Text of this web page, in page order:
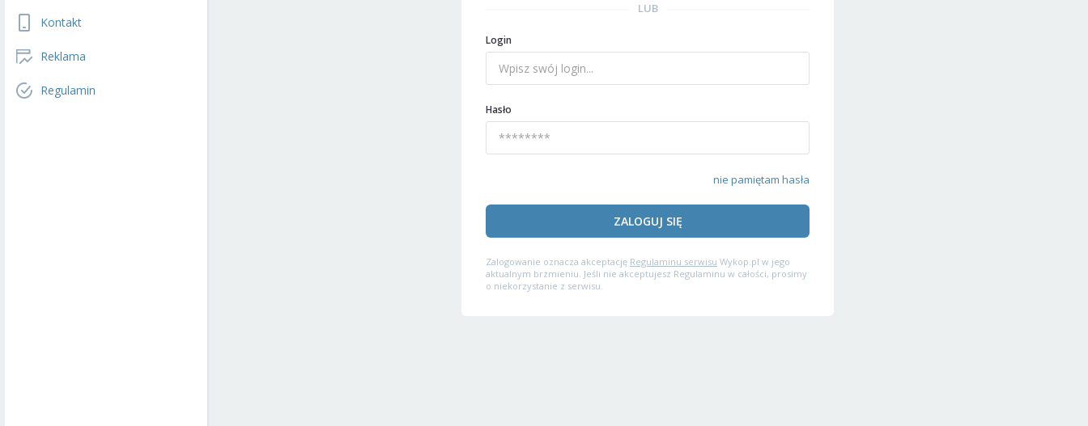
Kontakt
Reklama
Regulamin
LUB
Login
Hasło
nie pamiętam hasła
ZALOGUJ SIĘ
Zalogowanie oznacza akceptację Regulaminu serwisu Wykop.pl w jego
aktualnym brzmieniu. Jeśli nie akceptujesz Regulaminu w całości, prosimy
o niekorzystanie z serwisu.